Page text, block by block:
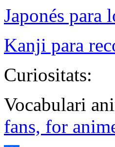
Japonés para
Kanji para
Curiositats:
Vocabulari
fans, for